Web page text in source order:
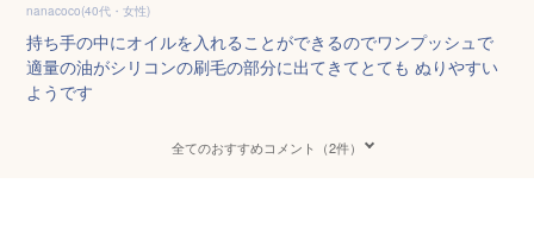
nanacoco(40代・女性)
持ち手の中にオイルを入れることができるのでワンプッシュで
適量の油がシリコンの刷毛の部分に出てきてとても ぬりやすい
ようです
全てのおすすめコメント（2件）